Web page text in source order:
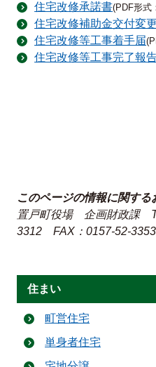
住宅改修承諾書(PDF形式
住宅改修補助金交付変
住宅改修等工事着手届
住宅改修等工事完了報
このページの情報に関する
置戸町役場 企画財政課
3312
FAX：0157-52-3353
住まい
町営住宅
単身者住宅